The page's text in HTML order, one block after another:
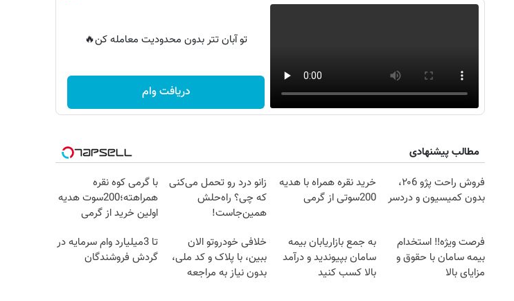
تو آبان تتر بدون محدودیت معامله کن🔥
دریافت وام
مطالب پیشنهادی
فروش راحت پژو ۲۰6،
بدون کمیسیون و دردسر
خرید نقره همراه با هدیه
200سوتی از گرمی
زانو درد رو تحمل می‌کنی
که چی؟ راه‌حلش
همین‌جاست!
با گرمی کوه نقره
همراهته؛200سوت هدیه
اولین خرید از گرمی
فرصت ویژه‼️ استخدام
بیمه سامان با حقوق و
مزایای بالا
به جمع بازاریابان بیمه
سامان بپیوندید و درآمد
بالا کسب کنید
خلافی خودروتو الان
ببین، با پلاک و کد ملی،
بدون نیاز به مراجعه
تا 3میلیارد وام سرمایه در
گردش فروشندگان